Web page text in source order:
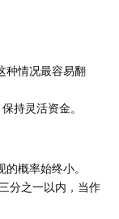
种情况最容易翻
持灵活资金。
概率始终小。
分之一以内，当作